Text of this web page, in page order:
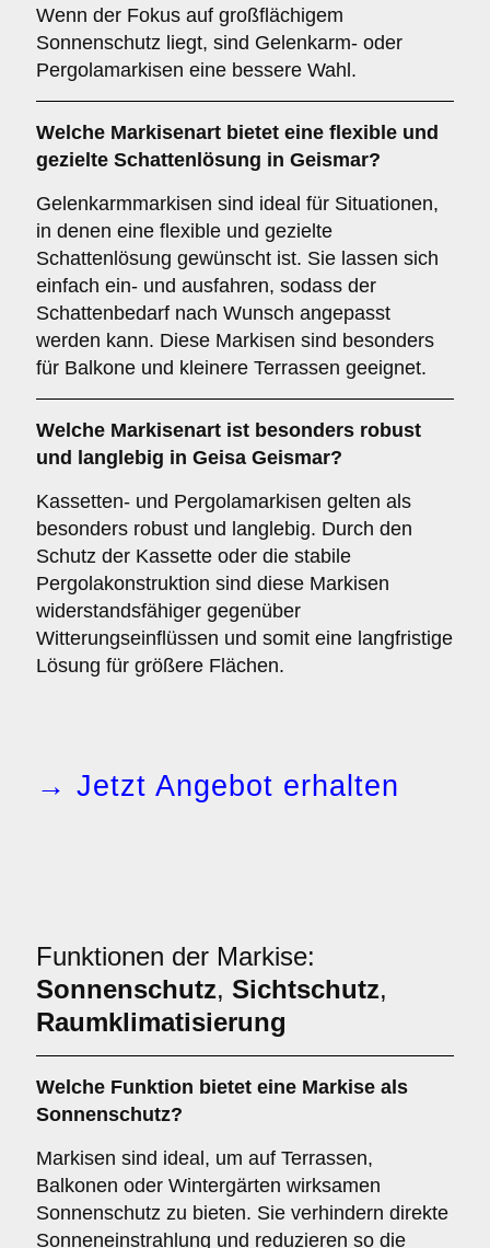
Wenn der Fokus auf großflächigem
Sonnenschutz liegt, sind Gelenkarm- oder
Pergolamarkisen eine bessere Wahl.
Welche Markisenart bietet eine flexible und
gezielte Schattenlösung in Geismar?
Gelenkarmmarkisen sind ideal für Situationen,
in denen eine flexible und gezielte
Schattenlösung gewünscht ist. Sie lassen sich
einfach ein- und ausfahren, sodass der
Schattenbedarf nach Wunsch angepasst
werden kann. Diese Markisen sind besonders
für Balkone und kleinere Terrassen geeignet.
Welche Markisenart ist besonders robust
und langlebig in Geisa Geismar?
Kassetten- und Pergolamarkisen gelten als
besonders robust und langlebig. Durch den
Schutz der Kassette oder die stabile
Pergolakonstruktion sind diese Markisen
widerstandsfähiger gegenüber
Witterungseinflüssen und somit eine langfristige
Lösung für größere Flächen.
→ Jetzt Angebot erhalten
Funktionen der Markise:
Sonnenschutz, Sichtschutz,
Raumklimatisierung
Welche Funktion bietet eine Markise als
Sonnenschutz?
Markisen sind ideal, um auf Terrassen,
Balkonen oder Wintergärten wirksamen
Sonnenschutz zu bieten. Sie verhindern direkte
Sonneneinstrahlung und reduzieren so die